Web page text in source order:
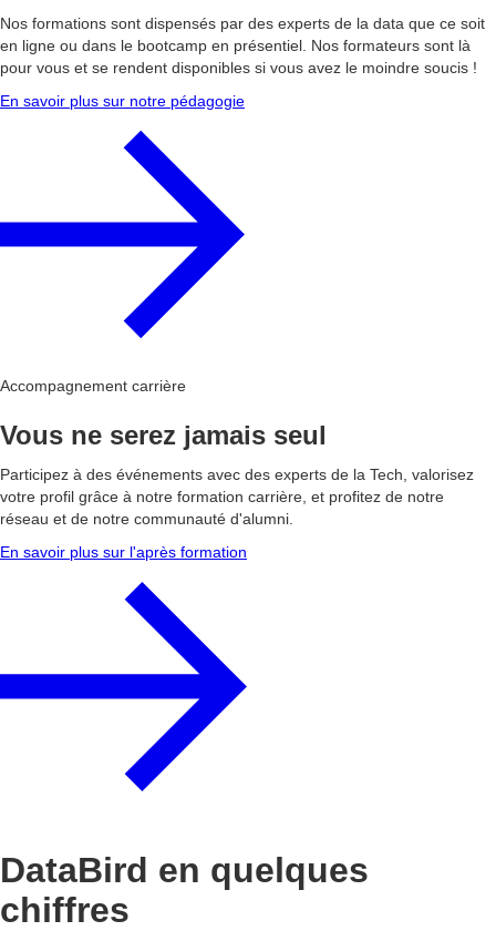
Nos formations sont dispensés par des experts de la data que ce soit
en ligne ou dans le bootcamp en présentiel. Nos formateurs sont là
pour vous et se rendent disponibles si vous avez le moindre soucis !
En savoir plus sur notre pédagogie
Accompagnement carrière
Vous ne serez jamais seul
Participez à des événements avec des experts de la Tech, valorisez
votre profil grâce à notre formation carrière, et profitez de notre
réseau et de notre communauté d'alumni.
En savoir plus sur l'après formation
DataBird en quelques
chiffres